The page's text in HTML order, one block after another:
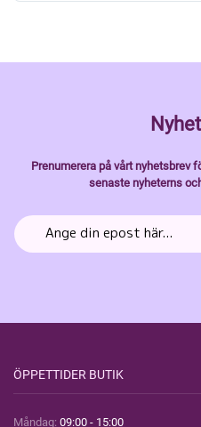
Prenumerera på vårt nyhetsbrev
senaste nyheterns
ÖPPETTIDER BUTIK
Måndag: 09:00 - 15:00